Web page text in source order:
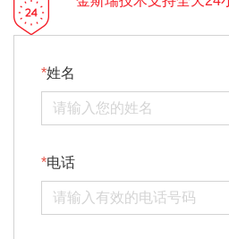
姓名
电话